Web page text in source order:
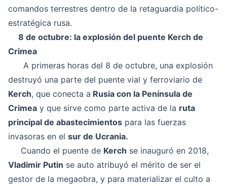
comandos terrestres dentro de la retaguardia político-
estratégica rusa.
8 de octubre: la explosión del puente Kerch de
Crimea
A primeras horas del 8 de octubre, una explosión
destruyó una parte del puente vial y ferroviario de
Kerch, que conecta a Rusia con la Península de
Crimea y que sirve como parte activa de la ruta
principal de abastecimientos para las fuerzas
invasoras en el sur de Ucrania.
Cuando el puente de Kerch se inauguró en 2018,
Vladimir Putin se auto atribuyó el mérito de ser el
gestor de la megaobra, y para materializar el culto a